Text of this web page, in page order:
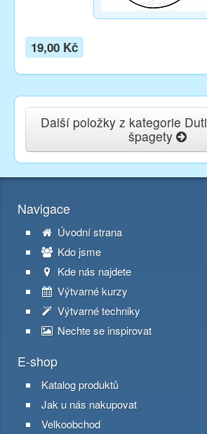
19,00 Kč
Další položky z kategorie
špagety
Navigace
Úvodní strana
Kdo jsme
Kde nás najdete
Výtvarné kurzy
Výtvarné techniky
Nechte se inspirovat
E-shop
Katalog produktů
Jak u nás nakupovat
Velkoobchod